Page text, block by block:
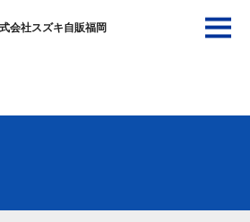
会社スズキ自販福岡